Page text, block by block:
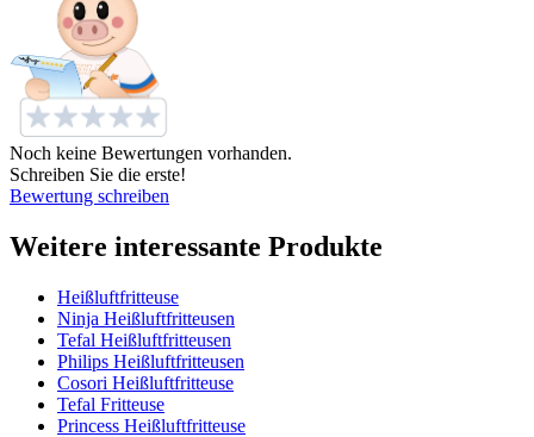
Noch keine Bewertungen vorhanden.
Schreiben Sie die erste!
Bewertung schreiben
Weitere interessante Produkte
Heißluftfritteuse
Ninja Heißluftfritteusen
Tefal Heißluftfritteusen
Philips Heißluftfritteusen
Cosori Heißluftfritteuse
Tefal Fritteuse
Princess Heißluftfritteuse